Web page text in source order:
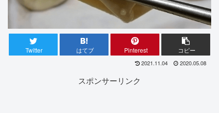
Twitter はてブ Pinterest コピー
2021.11.04 2020.05.08
スポンサーリンク